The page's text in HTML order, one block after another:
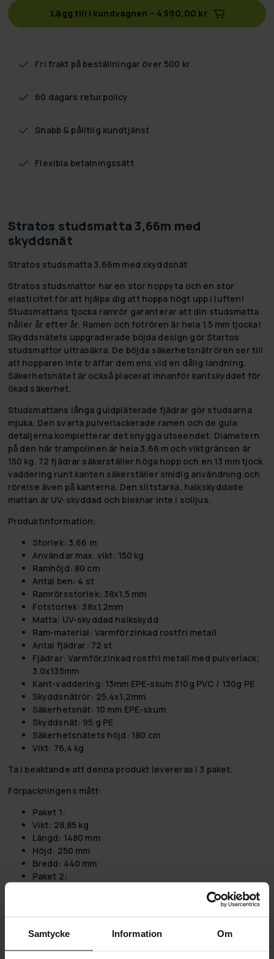
Samtycke Information Om
Lägg till i kundvagnen – 4 590,00 kr
Fri frakt på beställningar över 500 kr
60 dagars returpolicy
Snabb & pålitlig kundtjänst
Flexibla betalningssätt
Stratos studsmatta 3,66m med
skyddsnät
Stratos studsmatta 3,66m med skyddsnät
Stratos studsmattor har en stor hoppyta och en stor
elasticitet för att hjälpa dig att hoppa högt upp i luften!
Studsmattans tjocka ramrör garanterar att din studsmatta
håller år efter år. Ramen och fotrören är hela 1,5 mm tjocka!
Skyddsnätets uppgraderade böjda design gör Startos
studsmattor ultrasäkra. De böjda säkerhetsnätrören ser till
att hopparen inte träffar dem ens vid en dålig landning.
Säkerhetsnätet är också placerat innanför kantskyddet för
ökad säkerhet.
Studsmattans långa guldpläterade fjädrar gör studsarna
mjuka. Den svarta pulverlackerade ramen och de gula
detaljerna kompletterar det snygga utseendet. Diametern
på den här trampolinen är hela 3,66 m och viktgränsen är
150 kg. 72 fjädrar säkerställer höga hopp och en 13 mm tjock
vaddering runt kanten säkerställer smidig användning och
rörelse även på kanterna. Den slitstarka, halkskyddade
mattan är UV-skyddad och bleknar inte i solljus.
Produktinformation:
Storlek: 3,66 m
Användar max. vikt: 150 kg
Ramhöjd: 80 cm
Antal ben: 4 st
Ramrörsstorlek: 38x1,5 mm
Fotstorlek: 38x1.2mm
Matta: UV-skyddad halkskydd
Ram-material: Varmförzinkad rostfri metall
Antal fjädrar: 72 st
Fjädrar: Varmförzinkad rostfri metall med pulverlack;
3.0x135mm
Kant-vaddering: 13mm EPE-skum 310g PVC / 130g PE
Skyddsnätrör: 25,4x1,2mm
Säkerhetsnät: 10 mm EPE-skum
Skyddsnät: 95 g PE
Säkerhetsnätets höjd: 180 cm
Vikt: 76,4 kg
Ta i beaktande att denna produkt levereras i 3 paket.
Förpackningens mått:
Paket 1:
Vikt: 28,85 kg
Längd: 1480 mm
Höjd: 250 mm
Bredd: 440 mm
Paket 2:
Paket med 3:
Vikt: 18,95 kg